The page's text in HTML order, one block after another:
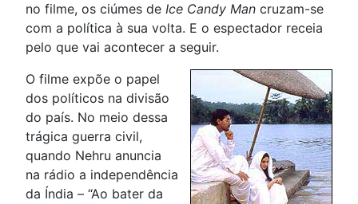
no filme, os ciúmes de Ice Candy Man cruzam-se
com a política à sua volta. E o espectador receia
pelo que vai acontecer a seguir.
O filme expõe o papel
dos políticos na divisão
do país. No meio dessa
trágica guerra civil,
quando Nehru anuncia
na rádio a independência
da Índia – “Ao bater da